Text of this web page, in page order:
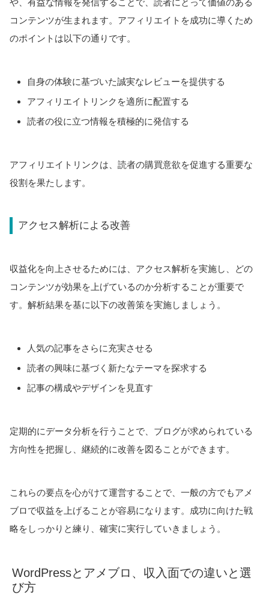
や、有益な情報を発信することで、読者にとって価値のある
コンテンツが生まれます。アフィリエイトを成功に導くため
のポイントは以下の通りです。
自身の体験に基づいた誠実なレビューを提供する
アフィリエイトリンクを適所に配置する
読者の役に立つ情報を積極的に発信する
アフィリエイトリンクは、読者の購買意欲を促進する重要な
役割を果たします。
アクセス解析による改善
収益化を向上させるためには、アクセス解析を実施し、どの
コンテンツが効果を上げているのか分析することが重要で
す。解析結果を基に以下の改善策を実施しましょう。
人気の記事をさらに充実させる
読者の興味に基づく新たなテーマを探求する
記事の構成やデザインを見直す
定期的にデータ分析を行うことで、ブログが求められている
方向性を把握し、継続的に改善を図ることができます。
これらの要点を心がけて運営することで、一般の方でもアメ
ブロで収益を上げることが容易になります。成功に向けた戦
略をしっかりと練り、確実に実行していきましょう。
WordPressとアメブロ、収入面での違いと選
び方